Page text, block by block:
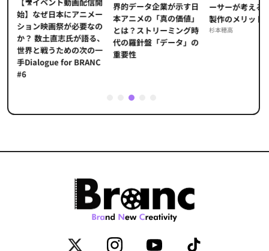
始】なぜ日本にアニメー
ション映画祭が必要なの
か？ 数土直志氏が語る、
世界と戦うための次の一
手Dialogue for BRANC
#6
界的データ企業が示す日
本アニメの「真の価値」
とは？ストリーミング時
代の羅針盤「データ」の
重要性
ーサーが考える
製作のメリット
杉本穂高
3